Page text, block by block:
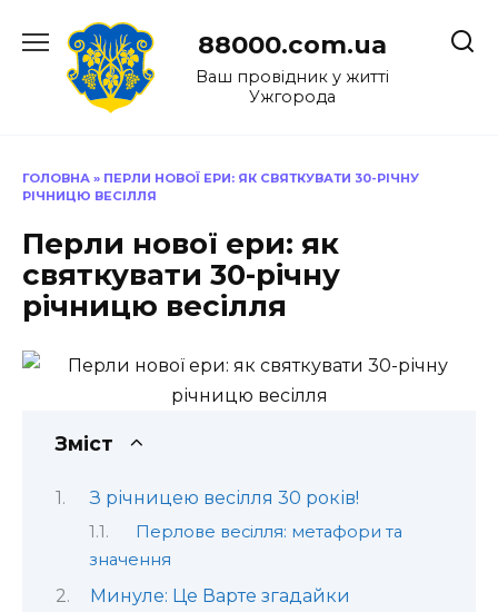
до
88000.com.ua
Ваш провідник у житті
Ужгорода
ГОЛОВНА » ПЕРЛИ НОВОЇ ЕРИ: ЯК СВЯТКУВАТИ 30-РІЧНУ
РІЧНИЦЮ ВЕСІЛЛЯ
Перли нової ери: як
святкувати 30-річну
річницю весілля
Зміст
З річницею весілля 30 років!
Перлове весілля: метафори та
значення
Минуле: Це Варте згадайки